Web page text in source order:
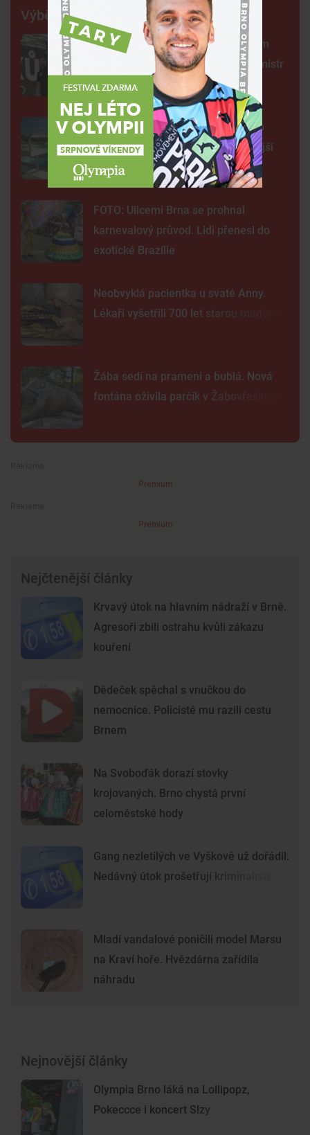
Výběr šéfredaktora
Centrum Brna ovládli šermíři. Jsem
jako Kung Fu Panda, řekl čerstvý mistr
světa
Na plovárně ve Znojmě se popralo
třicet lidí. Přibudou kamery i častější
hlídky
FOTO: Ulicemi Brna se prohnal
karnevalový průvod. Lidi přenesl do
exotické Brazílie
Neobvyklá pacientka u svaté Anny.
Lékaři vyšetřili 700 let starou madonu
Žába sedí na prameni a bublá. Nová
fontána oživila parčík v Žabovřeskách
Premium
Premium
Nejčtenější články
Krvavý útok na hlavním nádraží v Brně.
Agresoři zbili ostrahu kvůli zákazu
kouření
Dědeček spěchal s vnučkou do
nemocnice. Policisté mu razili cestu
Brnem
Na Svoboďák dorazí stovky
krojovaných. Brno chystá první
celoměstské hody
Gang nezletilých ve Vyškově už dořádil.
Nedávný útok prošetřují kriminalisté
Mladí vandalové poničili model Marsu
na Kraví hoře. Hvězdárna zařídila
náhradu
Nejnovější články
Olympia Brno láká na Lollipopz,
Pokeccce i koncert Slzy